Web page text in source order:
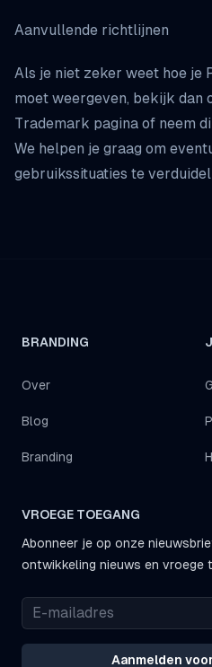
Aanvullende richtlijnen
Als je niet zeker weet hoe je
moet weergeven, bekijk dan
Trademark pagina of neem
We helpen je graag om
gebruikssituaties te
BRANDING
Over
Blog
Branding
VROEGE TOEGANG
Abonneer je op onze
ontwikkeling nieuws en vroege
Aanmelden